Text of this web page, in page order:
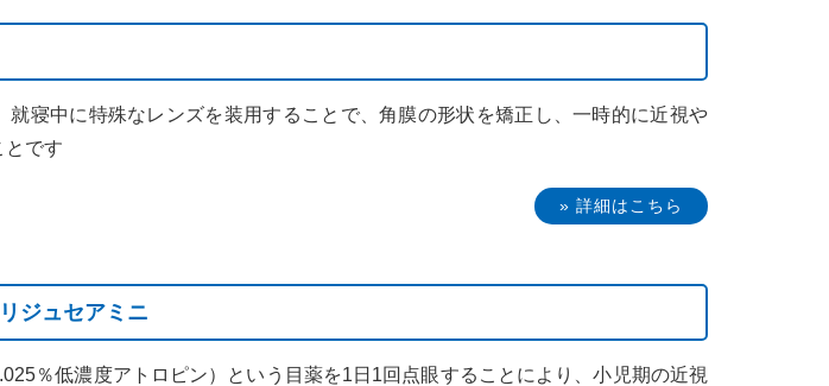
就寝中に特殊なレンズを装用することで、角膜の形状を矯正し、一時的に近視や
とです
» 詳細はこちら
ジュセアミニ
％低濃度アトロピン）という目薬を1日1回点眼することにより、小児期の近視